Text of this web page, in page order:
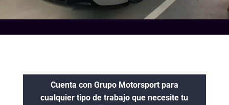
Cuenta con Grupo Motorsport para
cualquier tipo de trabajo que necesite tu